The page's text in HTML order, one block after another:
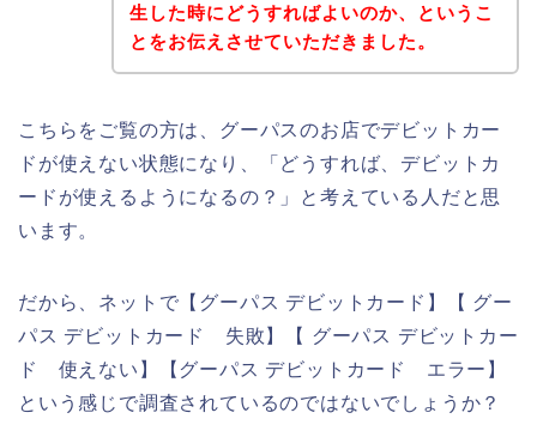
生した時にどうすればよいのか、というこ
とをお伝えさせていただきました。
こちらをご覧の方は、グーパスのお店でデビットカー
ドが使えない状態になり、「どうすれば、デビットカ
ードが使えるようになるの？」と考えている人だと思
います。
だから、ネットで【グーパス デビットカード】【 グー
パス デビットカード 失敗】【 グーパス デビットカー
ド 使えない】【グーパス デビットカード エラー】
という感じで調査されているのではないでしょうか？